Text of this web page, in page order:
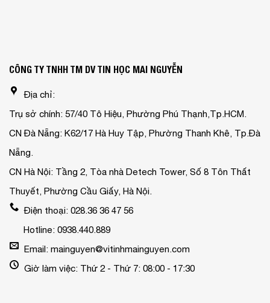
CÔNG TY TNHH TM DV TIN HỌC MAI NGUYỄN
Địa chỉ:
Trụ sở chính: 57/40 Tô Hiệu, Phường Phú Thạnh,Tp.HCM.
CN Đà Nẵng: K62/17 Hà Huy Tập, Phường Thanh Khê, Tp.Đà
Nẵng.
CN Hà Nội: Tầng 2, Tòa nhà Detech Tower, Số 8 Tôn Thất
Thuyết, Phường Cầu Giấy, Hà Nội.
Điện thoại: 028.36 36 47 56
Hotline: 0938.440.889
Email: mainguyen@vitinhmainguyen.com
Giờ làm việc: Thứ 2 - Thứ 7: 08:00 - 17:30